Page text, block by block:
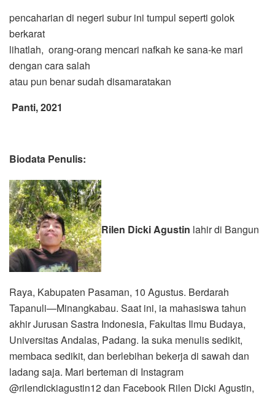
pencaharian di negeri subur ini tumpul seperti golok
berkarat
lihatlah, orang-orang mencari nafkah ke sana-ke mari
dengan cara salah
atau pun benar sudah disamaratakan
Panti, 2021
Biodata Penulis:
Rilen Dicki Agustin lahir di Bangun
Raya, Kabupaten Pasaman, 10 Agustus. Berdarah
Tapanuli—Minangkabau. Saat ini, ia mahasiswa tahun
akhir Jurusan Sastra Indonesia, Fakultas Ilmu Budaya,
Universitas Andalas, Padang. Ia suka menulis sedikit,
membaca sedikit, dan berlebihan bekerja di sawah dan
ladang saja. Mari berteman di Instagram
@rilendickiagustin12 dan Facebook Rilen Dicki Agustin,